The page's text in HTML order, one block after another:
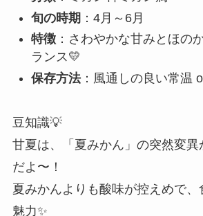
旬の時期 ：4月～6月
特徴：さわやかな甘みとほの
ランス💛
保存方法：風通しの良い常温
豆知識💡
甘夏は、「夏みかん」の突然変異
だよ〜！
夏みかんよりも酸味が控えめで
魅力✨